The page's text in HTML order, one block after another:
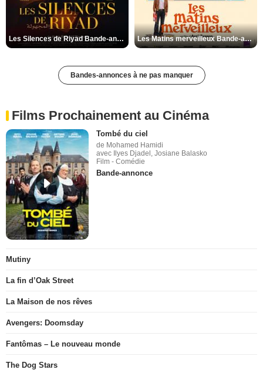
Les Silences de Riyad Bande-annonce VO STFR Les Matins merveilleux Bande-annonce VF
Bandes-annonces à ne pas manquer
Films Prochainement au Cinéma
Tombé du ciel
de Mohamed Hamidi
avec Ilyes Djadel, Josiane Balasko
Film - Comédie
Bande-annonce
Mutiny
La fin d’Oak Street
La Maison de nos rêves
Avengers: Doomsday
Fantômas – Le nouveau monde
The Dog Stars